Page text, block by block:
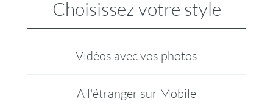
Choisissez votre style
Vidéos avec vos photos
A l'étranger sur Mobile